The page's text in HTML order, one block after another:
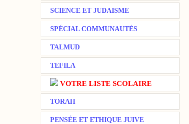
SCIENCE ET JUDAISME
SPÉCIAL COMMUNAUTÉS
TALMUD
TEFILA
VOTRE LISTE SCOLAIRE
TORAH
PENSÉE ET ETHIQUE JUIVE